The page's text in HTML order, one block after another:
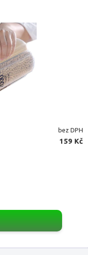
bez DPH
159 Kč